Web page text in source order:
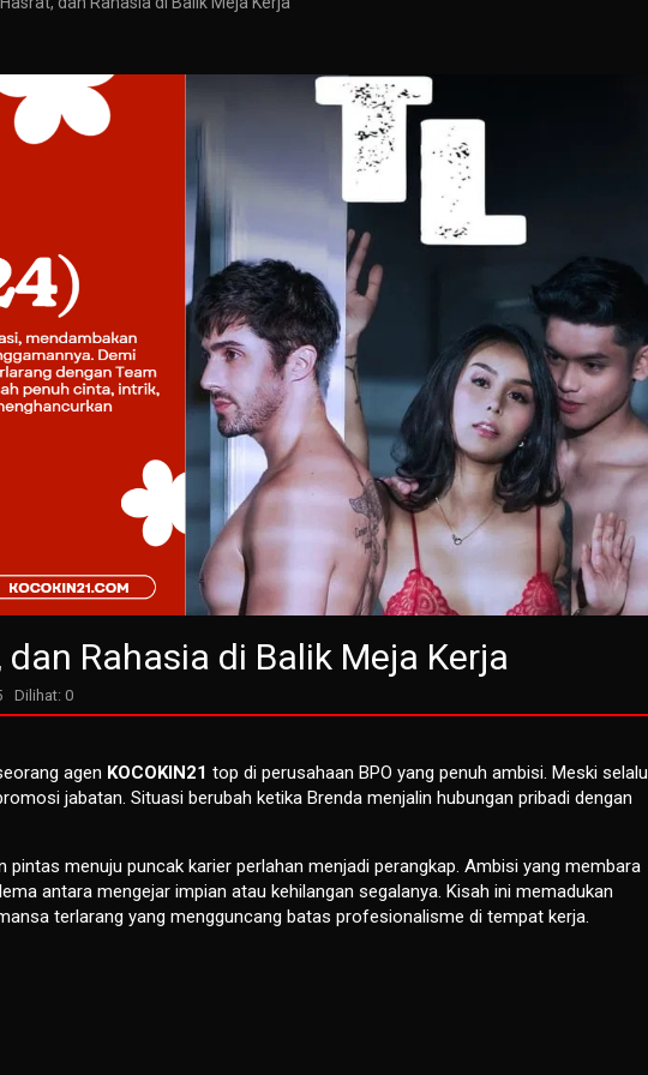
Rahasia di Balik Meja Kerja
Dilihat: 0
agen KOCOKIN21 top di perusahaan BPO yang penuh ambisi. Meski selalu
jabatan. Situasi berubah ketika Brenda menjalin hubungan pribadi dengan
pintas menuju puncak karier perlahan menjadi perangkap. Ambisi yang membara
antara mengejar impian atau kehilangan segalanya. Kisah ini memadukan
terlarang yang mengguncang batas profesionalisme di tempat kerja.